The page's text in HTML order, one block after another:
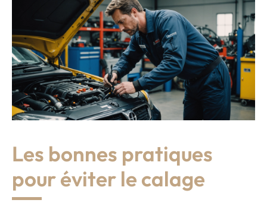
Les bonnes pratiques
pour éviter le calage